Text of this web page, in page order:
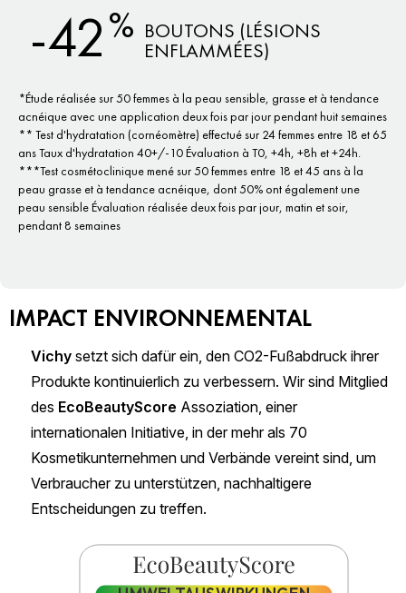
-42% BOUTONS (LÉSIONS
ENFLAMMÉES)
*Étude réalisée sur 50 femmes à la peau sensible, grasse et à tendance
acnéique avec une application deux fois par jour pendant huit semaines
** Test d'hydratation (cornéomètre) effectué sur 24 femmes entre 18 et 65
ans Taux d'hydratation 40+/-10 Évaluation à T0, +4h, +8h et +24h.
***Test cosmétoclinique mené sur 50 femmes entre 18 et 45 ans à la
peau grasse et à tendance acnéique, dont 50% ont également une
peau sensible Évaluation réalisée deux fois par jour, matin et soir,
pendant 8 semaines
IMPACT ENVIRONNEMENTAL